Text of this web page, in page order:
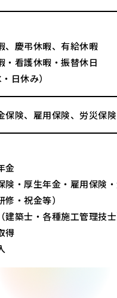
、慶弔休暇、有給休暇
・看護休暇・振替休日
日休み）
保険、雇用保険、労災保険
金
・厚生年金・雇用保険
・祝金等）
築士・各種施工管理技士
得